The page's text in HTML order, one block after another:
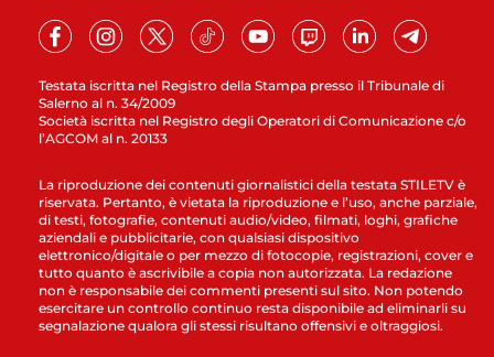
Testata iscritta nel Registro della Stampa presso il Tribunale di
Salerno al n. 34/2009
Società iscritta nel Registro degli Operatori di Comunicazione c/o
l’AGCOM al n. 20133
La riproduzione dei contenuti giornalistici della testata STILETV è
riservata. Pertanto, è vietata la riproduzione e l’uso, anche parziale,
di testi, fotografie, contenuti audio/video, filmati, loghi, grafiche
aziendali e pubblicitarie, con qualsiasi dispositivo
elettronico/digitale o per mezzo di fotocopie, registrazioni, cover e
tutto quanto è ascrivibile a copia non autorizzata. La redazione
non è responsabile dei commenti presenti sul sito. Non potendo
esercitare un controllo continuo resta disponibile ad eliminarli su
segnalazione qualora gli stessi risultano offensivi e oltraggiosi.